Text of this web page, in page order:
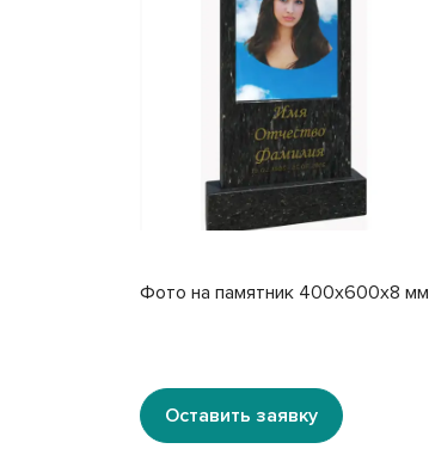
Фото на памятник 400x600x8 мм
Оставить заявку